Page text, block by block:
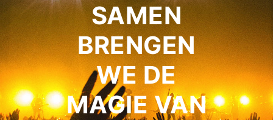
SAMEN
BRENGEN
WE DE
MAGIE VAN